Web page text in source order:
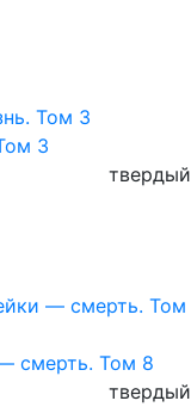
3
твердый
смерть. Том 8
твердый